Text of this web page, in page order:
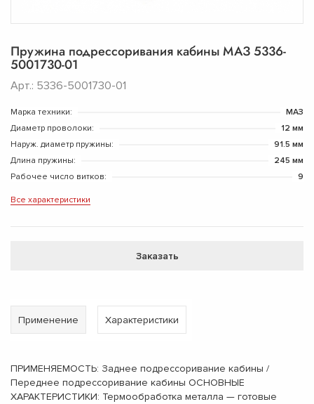
Пружина подрессоривания кабины МАЗ 5336-
5001730-01
Арт.: 5336-5001730-01
Марка техники:
МАЗ
Диаметр проволоки:
12 мм
Наруж. диаметр пружины:
91.5 мм
Длина пружины:
245 мм
Рабочее число витков:
9
Все характеристики
Заказать
Применение Характеристики
ПРИМЕНЯЕМОСТЬ: Заднее подрессоривание кабины /
Переднее подрессоривание кабины ОСНОВНЫЕ
ХАРАКТЕРИСТИКИ: Термообработка металла — готовые